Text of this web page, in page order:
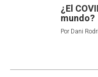
¿El
mundo?
Por Dani